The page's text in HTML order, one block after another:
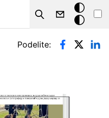
Search
Tamna
pozadina
Podelite: